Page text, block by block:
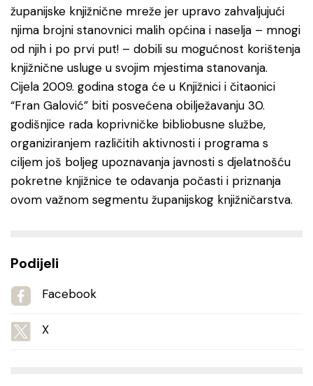
županijske knjižnične mreže jer upravo zahvaljujući
njima brojni stanovnici malih općina i naselja – mnogi
od njih i po prvi put! – dobili su mogućnost korištenja
knjižnične usluge u svojim mjestima stanovanja.
Cijela 2009. godina stoga će u Knjižnici i čitaonici
“Fran Galović” biti posvećena obilježavanju 30.
godišnjice rada koprivničke bibliobusne službe,
organiziranjem različitih aktivnosti i programa s
ciljem još boljeg upoznavanja javnosti s djelatnošću
pokretne knjižnice te odavanja počasti i priznanja
ovom važnom segmentu županijskog knjižničarstva.
Podijeli
Facebook
X